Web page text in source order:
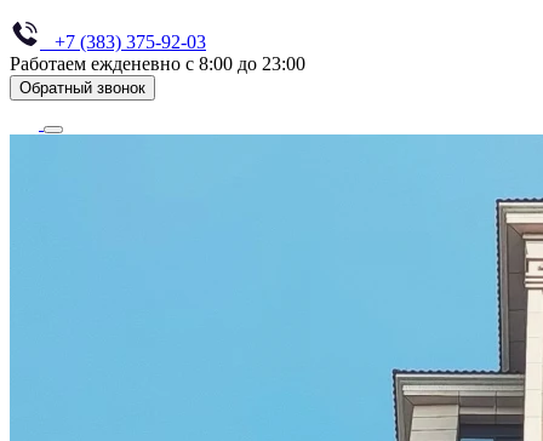
+7 (383) 375-92-03
Работаем ежденевно с 8:00 до 23:00
Обратный звонок